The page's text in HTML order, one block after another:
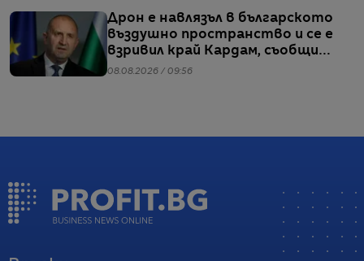
Дрон е навлязъл в българското
въздушно пространство и се е
взривил край Кардам, съобщи
Радев
08.08.2026 / 09:56